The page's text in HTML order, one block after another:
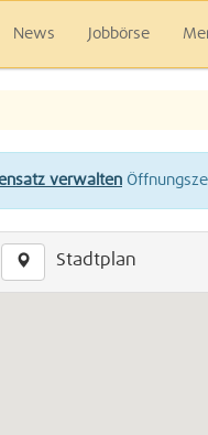
News Jobbörse
verwalten
Stadtplan